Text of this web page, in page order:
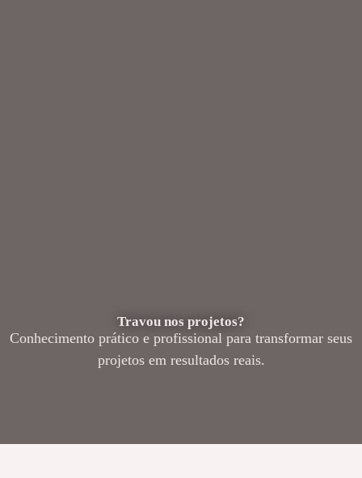
Travou nos projetos?
Conhecimento prático e profissional para transformar seus
projetos em resultados reais.